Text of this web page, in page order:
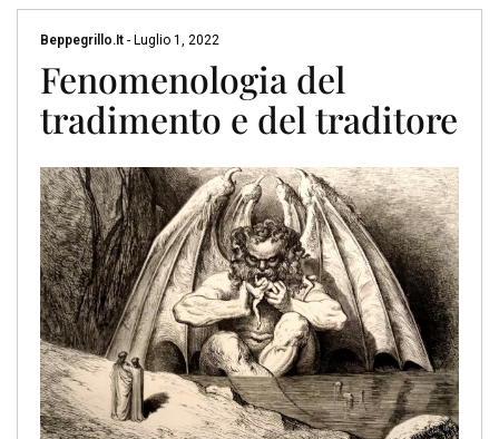
Beppegrillo.it - Luglio 1, 2022
Fenomenologia del
tradimento e del traditore